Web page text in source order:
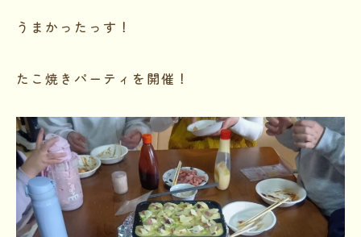
うまかったっす！
たこ焼きパーティを開催！